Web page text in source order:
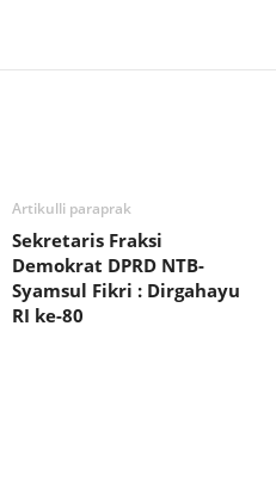
Artikulli paraprak
Sekretaris Fraksi
Demokrat DPRD NTB-
Syamsul Fikri : Dirgahayu
RI ke-80